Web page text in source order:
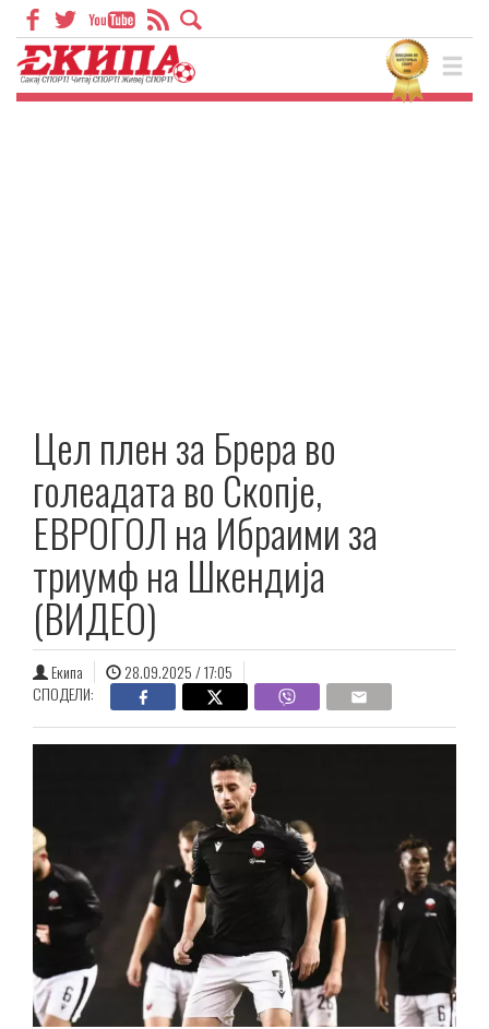
Цел плен за Брера во
голеадата во Скопје,
ЕВРОГОЛ на Ибраими за
триумф на Шкендија
(ВИДЕО)
Екипа
28.09.2025 / 17:05
СПОДЕЛИ: